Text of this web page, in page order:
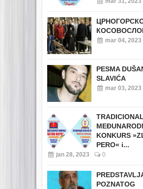
mar 04, 2023
PESMA
SLAVIĆA
mar 03, 2023
KONKURS
PERO« i...
jan 28, 2023 0
POZNATOG